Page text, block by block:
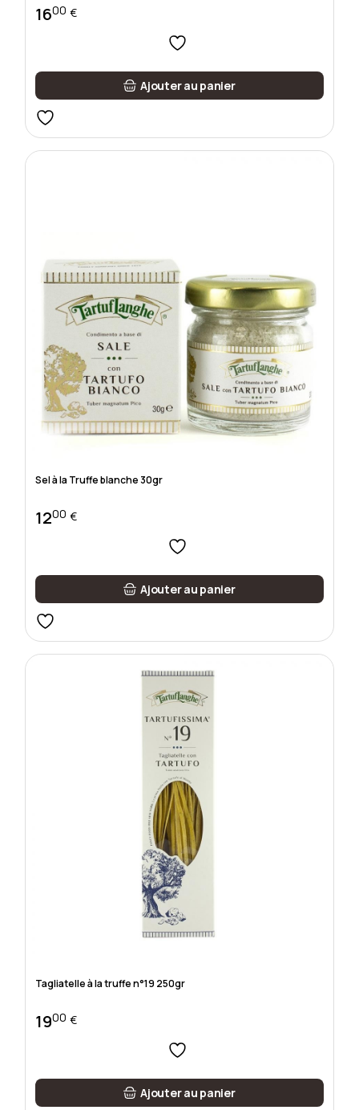
1600 €
Ajouter au panier
Sel à la Truffe blanche 30gr
1200 €
Ajouter au panier
Tagliatelle à la truffe n°19 250gr
1900 €
Ajouter au panier